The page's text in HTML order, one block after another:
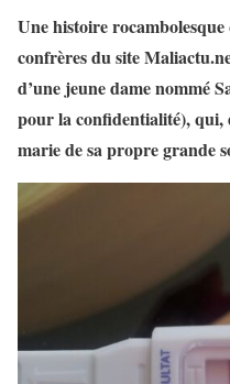
Une histoire
confrères du site
d’une jeune dame nommé
pour la confidentialité), qui,
marie de sa propre grande